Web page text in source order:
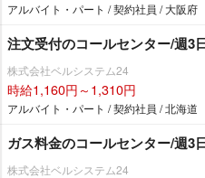
アルバイト・パート / 契約社員 / 大阪府
注文受付のコールセンター/週3
株式会社ベルシステム24
時給1,160円～1,310円
アルバイト・パート / 契約社員 / 北海道
ガス料金のコールセンター/週3
株式会社ベルシステム24